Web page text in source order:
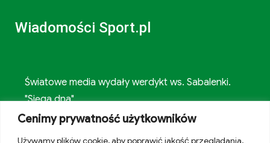
Cenimy prywatność użytkowników
Używamy plików cookie, aby poprawić jakość przeglądania,
Wiadomości Sport.pl
Światowe media wydały werdykt ws. Sabalenki.
"Sięga dna"